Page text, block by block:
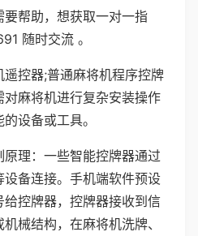
帮助，想获取一对一指
随时交流 。
控器;普通麻将机程序控牌
麻将机进行复杂安装操作
设备或工具。
理：一些智能控牌器通过
备连接。手机端软件预设
控牌器，控牌器接收到信
械结构，在麻将机洗牌、